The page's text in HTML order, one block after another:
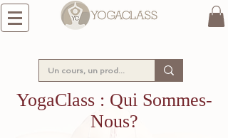
YogaClass : Qui Sommes-
Nous?